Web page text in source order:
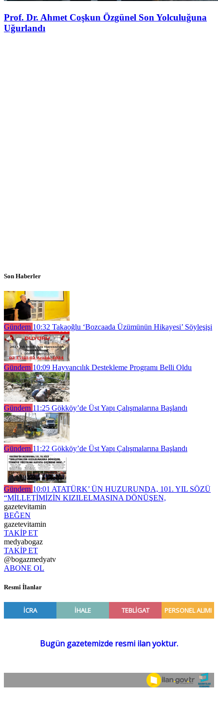
Prof. Dr. Ahmet Coşkun Özgünel Son Yolculuğuna
Uğurlandı
Son Haberler
Gündem 10:32 Takaoğlu ‘Bozcaada Üzümünün Hikayesi’ Söyleşişi
Gündem 10:09 Hayvancılık Destekleme Programı Belli Oldu
Gündem 11:25 Gökköy’de Üst Yapı Çalışmalarına Başlandı
Gündem 11:22 Gökköy’de Üst Yapı Çalışmalarına Başlandı
Gündem 10:01 ATATÜRK’ ÜN HUZURUNDA, 101. YIL SÖZÜ
“MİLLETİMİZİN KIZILELMASINA DÖNÜŞEN,
gazetevitamin
BEĞEN
gazetevitamin
TAKİP ET
medyabogaz
TAKİP ET
@bogazmedyatv
ABONE OL
Resmî İlanlar